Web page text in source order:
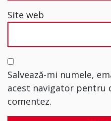
Site web
Salvează-mi numele,
acest navigator pentru
comentez.